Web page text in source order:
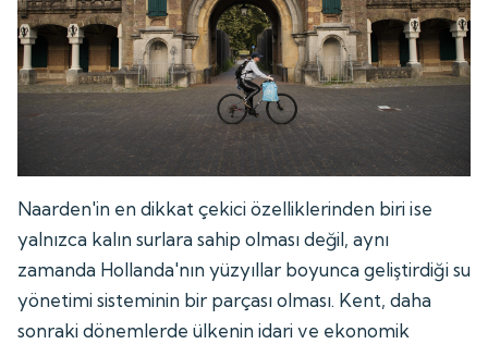
Naarden'in en dikkat çekici özelliklerinden biri ise
yalnızca kalın surlara sahip olması değil, aynı
zamanda Hollanda'nın yüzyıllar boyunca geliştirdiği su
yönetimi sisteminin bir parçası olması. Kent, daha
sonraki dönemlerde ülkenin idari ve ekonomik